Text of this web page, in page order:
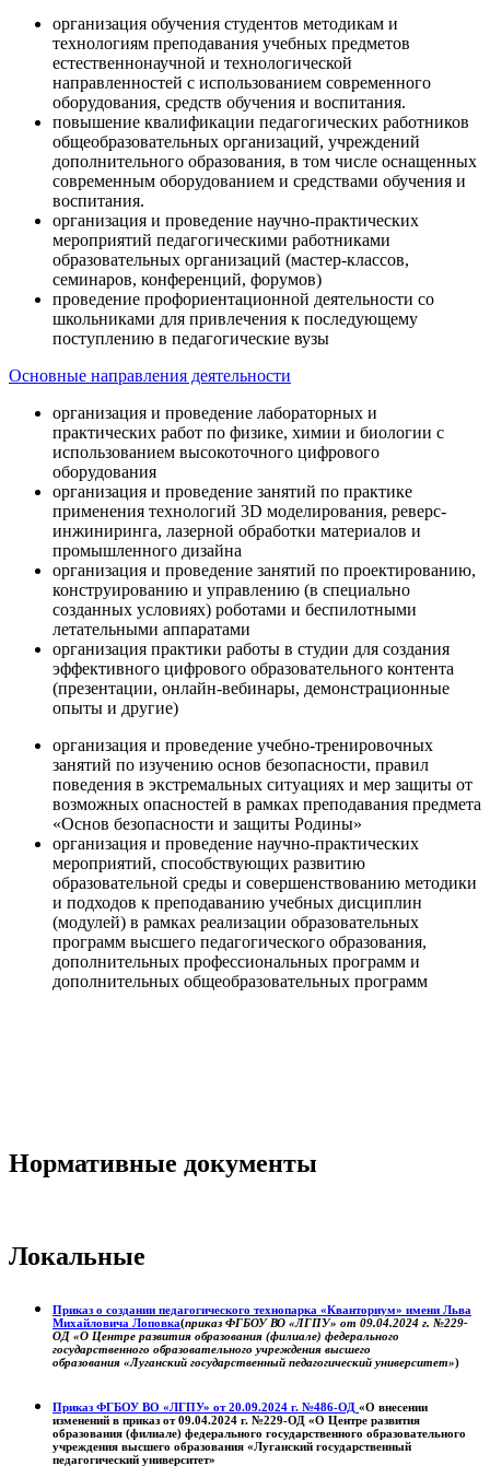
организация обучения студентов методикам и
технологиям преподавания учебных предметов
естественнонаучной и технологической
направленностей с использованием современного
оборудования, средств обучения и воспитания.
повышение квалификации педагогических работников
общеобразовательных организаций, учреждений
дополнительного образования, в том числе оснащенных
современным оборудованием и средствами обучения и
воспитания.
организация и проведение научно-практических
мероприятий педагогическими работниками
образовательных организаций (мастер-классов,
семинаров, конференций, форумов)
проведение профориентационной деятельности со
школьниками для привлечения к последующему
поступлению в педагогические вузы
Основные направления деятельности
организация и проведение лабораторных и
практических работ по физике, химии и биологии с
использованием высокоточного цифрового
оборудования
организация и проведение занятий по практике
применения технологий 3D моделирования, реверс-
инжиниринга, лазерной обработки материалов и
промышленного дизайна
организация и проведение занятий по проектированию,
конструированию и управлению (в специально
созданных условиях) роботами и беспилотными
летательными аппаратами
организация практики работы в студии для создания
эффективного цифрового образовательного контента
(презентации, онлайн-вебинары, демонстрационные
опыты и другие)
организация и проведение учебно-тренировочных
занятий по изучению основ безопасности, правил
поведения в экстремальных ситуациях и мер защиты от
возможных опасностей в рамках преподавания предмета
«Основ безопасности и защиты Родины»
организация и проведение научно-практических
мероприятий, способствующих развитию
образовательной среды и совершенствованию методики
и подходов к преподаванию учебных дисциплин
(модулей) в рамках реализации образовательных
программ высшего педагогического образования,
дополнительных профессиональных программ и
дополнительных общеобразовательных программ
Нормативные документы
Локальные
Приказ о создании педагогического технопарка «Кванториум» имени Льва
Михайловича Лоповка(приказ ФГБОУ ВО «ЛГПУ» от 09.04.2024 г. №229-
ОД «О Центре развития образования (филиале) федерального
государственного образовательного учреждения высшего
образования «Луганский государственный педагогический университет»)
Приказ ФГБОУ ВО «ЛГПУ» от 20.09.2024 г. №486-ОД «О внесении
изменений в приказ от 09.04.2024 г. №229-ОД «О Центре развития
образования (филиале) федерального государственного образовательного
учреждения высшего образования «Луганский государственный
педагогический университет»